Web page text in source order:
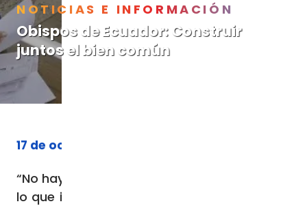
NOTICIAS E INFORMACIÓN
Obispos de Ecuador: Construir
juntos el bien común
17 de octubre de 2023
“No hay ni ganadores ni perdedores cuando
lo que importa es la Patria”. Lo escriben los